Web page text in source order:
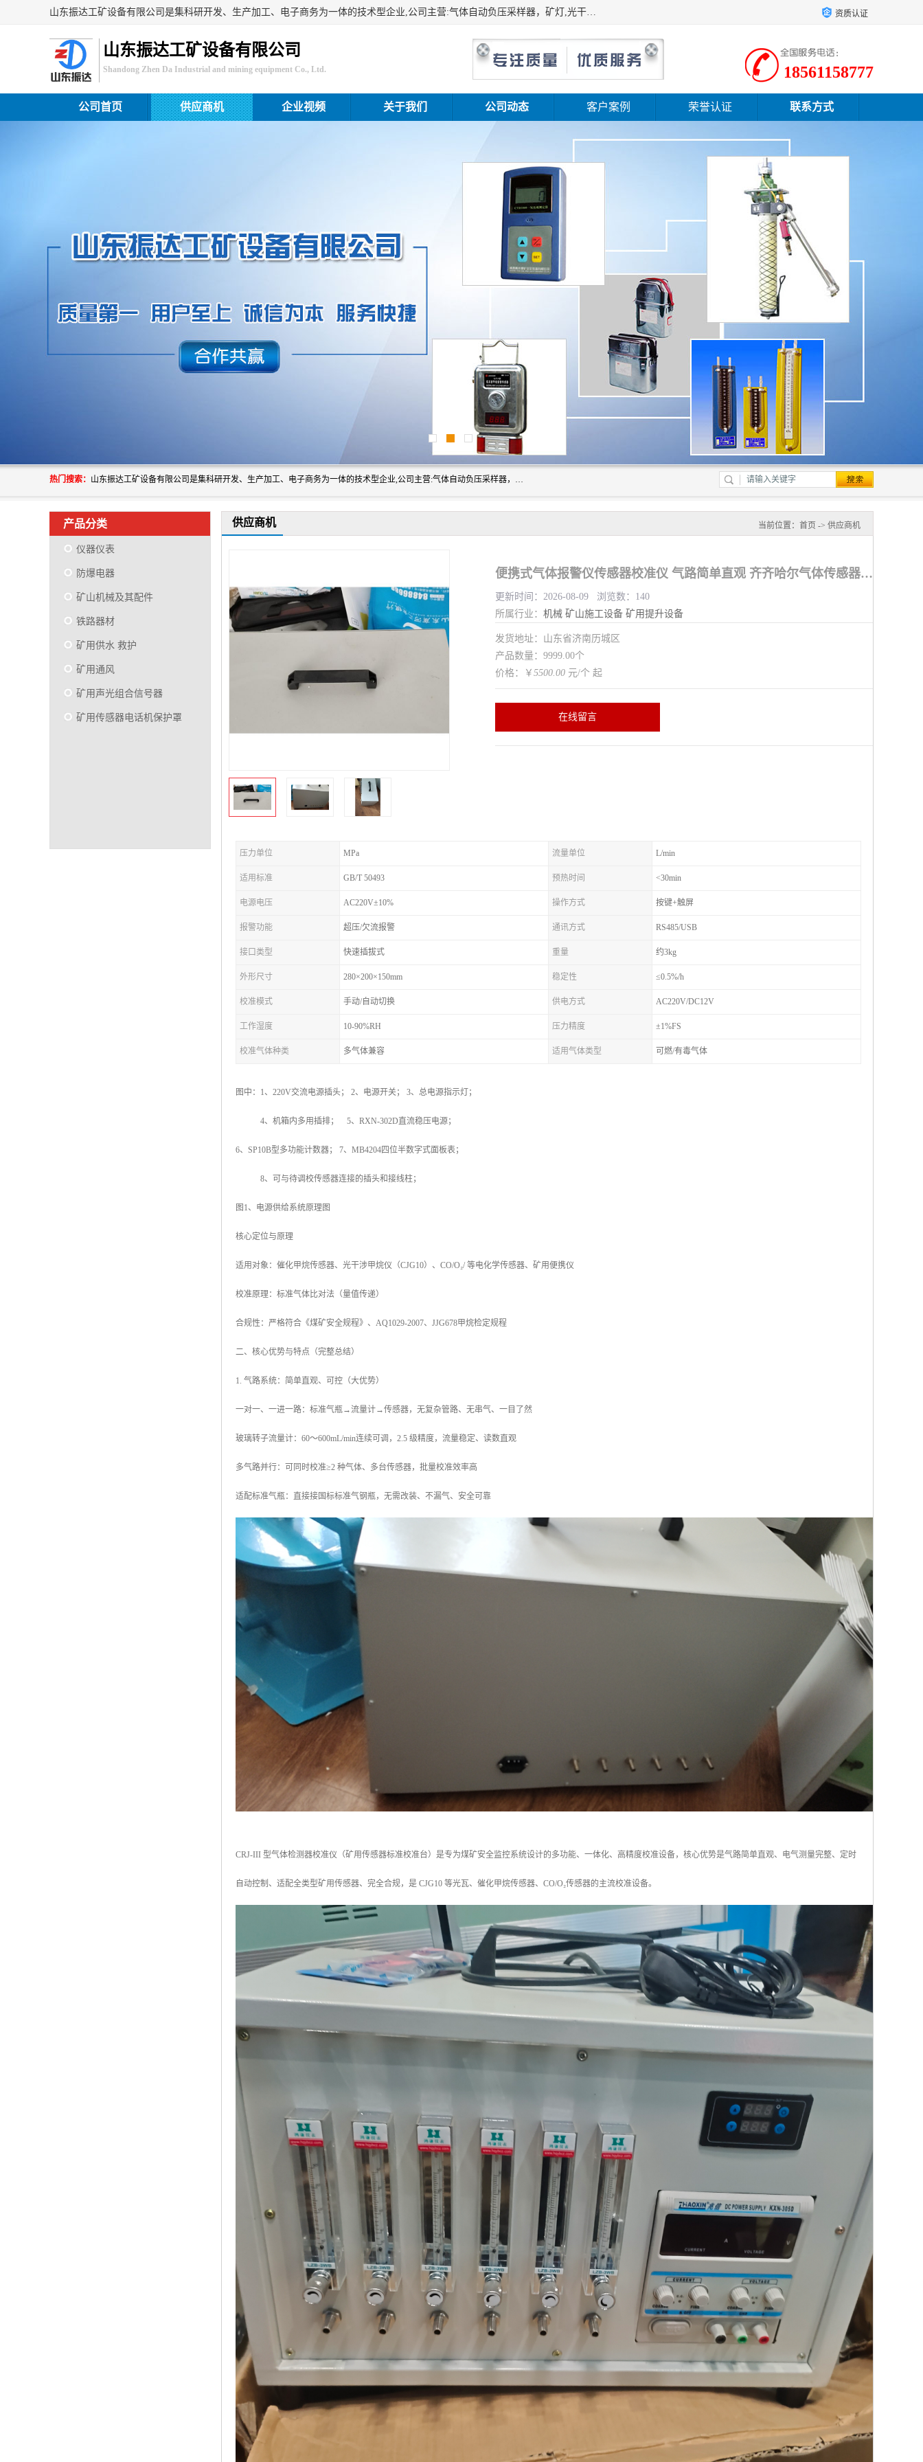
山东振达工矿设备有限公司是集科研开发、生产加工、电子商务为一体的技术型企业,公司主营:气体自动负压采样器，矿灯,光干涉甲烷测定器及其校验仪,甲烷报警仪及其校验装置,甲烷传感器校验装置,粉尘校验装置,煤尘爆炸校验装置,高压水表,三点测径规,圆型规,钢规磨耗仪,第四种检查器,内距尺,轮径尺,样板等铁路配件仪表,矿用设备等产品. 资质认证
山东振达工矿设备有限公司
Shandong Zhen Da Industrial and mining equipment Co., Ltd. 18561158777
公司首页 供应商机 企业视频 关于我们 公司动态 客户案例 荣誉认证 联系方式
热门搜索： 山东振达工矿设备有限公司是集科研开发、生产加工、电子商务为一体的技术型企业,公司主营:气体自动负压采样器，矿灯,光干涉甲烷测定器及其校验仪,甲烷报警仪及其校验装置,甲烷传感器校验装置,粉尘校验装置,煤尘爆炸校验装置,高压水表,三点测径规,圆型规,钢规磨耗仪,第四种检查器,内距尺,轮径尺,样板等铁路配件仪表,矿用设备等产品.
产品分类
仪器仪表
防爆电器
矿山机械及其配件
铁路器材
矿用供水 救护
矿用通风
矿用声光组合信号器
矿用传感器电话机保护罩
供应商机 当前位置： 首页 -> 供应商机
便携式气体报警仪传感器校准仪 气路简单直观 齐齐哈尔气体传感器校准仪价格
更新时间：2026-08-09 浏览数：140
所属行业： 机械 矿山施工设备 矿用提升设备
发货地址：山东省济南历城区
产品数量：9999.00个
价格：￥ 5500.00 元/个 起
在线留言
压力单位 MPa 流量单位 L/min
适用标准 GB/T 50493 预热时间 <30min
电源电压 AC220V±10% 操作方式 按键+触屏
报警功能 超压/欠流报警 通讯方式 RS485/USB
接口类型 快速插拔式 重量 约3kg
外形尺寸 280×200×150mm 稳定性 ≤0.5%/h
校准模式 手动/自动切换 供电方式 AC220V/DC12V
工作湿度 10-90%RH 压力精度 ±1%FS
校准气体种类 多气体兼容 适用气体类型 可燃/有毒气体
图中：1、220V交流电源插头； 2、电源开关； 3、总电源指示灯；
4、机箱内多用插排； 5、RXN-302D直流稳压电源；
6、SP10B型多功能计数器； 7、MB4204四位半数字式面板表；
8、可与待调校传感器连接的插头和接线柱；
图1、电源供给系统原理图
核心定位与原理
适用对象：催化甲烷传感器、光干涉甲烷仪（CJG10）、CO/O₂/ 等电化学传感器、矿用便携仪
校准原理：标准气体比对法（量值传递）
合规性：严格符合《煤矿安全规程》、AQ1029-2007、JJG678甲烷检定规程
二、核心优势与特点（完整总结）
1. 气路系统：简单直观、可控（大优势）
一对一、一进一路：标准气瓶→流量计→传感器，无复杂管路、无串气、一目了然
玻璃转子流量计：60～600mL/min连续可调，2.5 级精度，流量稳定、读数直观
多气路并行：可同时校准≥2 种气体、多台传感器，批量校准效率高
适配标准气瓶：直接接国标标准气钢瓶，无需改装、不漏气、安全可靠
CRJ-III 型气体检测器校准仪（矿用传感器标准校准台）是专为煤矿安全监控系统设计的多功能、一体化、高精度校准设备，核心优势是气路简单直观、电气测量完整、定时
自动控制、适配全类型矿用传感器、完全合规，是 CJG10 等光瓦、催化甲烷传感器、CO/O₂传感器的主流校准设备。